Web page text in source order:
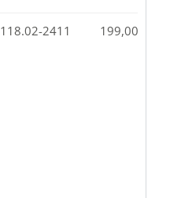
118.02-2411 199,00